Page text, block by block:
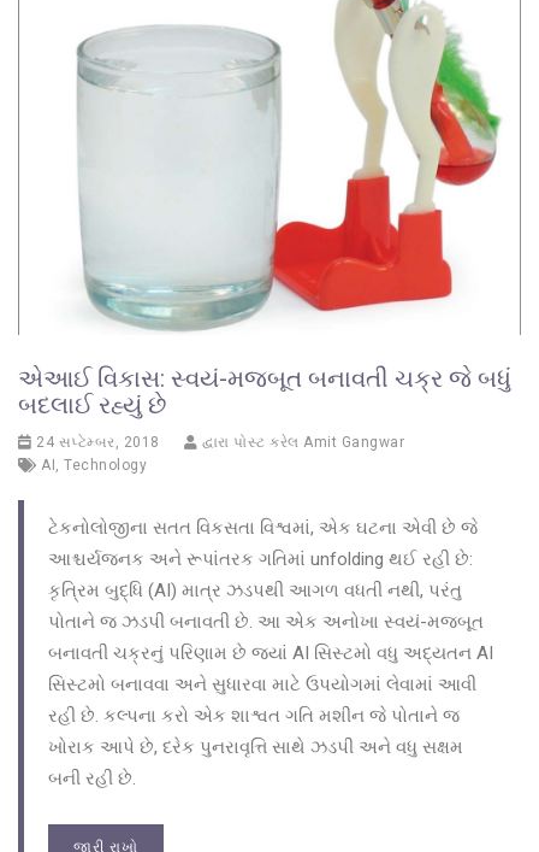
એઆઈ વિકાસ: સ્વયં-મજબૂત બનાવતી ચક્ર જે બધું
બદલાઈ રહ્યું છે
24 સપ્ટેમ્બર, 2018 દ્વારા પોસ્ટ કરેલ Amit Gangwar
AI, Technology
ટેકનોલોજીના સતત વિકસતા વિશ્વમાં, એક ઘટના એવી છે જે
આશ્ચર્યજનક અને રૂપાંતરક ગતિમાં unfolding થઈ રહી છે:
કૃત્રિમ બુદ્ધિ (AI) માત્ર ઝડપથી આગળ વધતી નથી, પરંતુ
પોતાને જ ઝડપી બનાવતી છે. આ એક અનોખા સ્વયં-મજબૂત
બનાવતી ચક્રનું પરિણામ છે જ્યાં AI સિસ્ટમો વધુ અદ્યતન AI
સિસ્ટમો બનાવવા અને સુધારવા માટે ઉપયોગમાં લેવામાં આવી
રહી છે. કલ્પના કરો એક શાશ્વત ગતિ મશીન જે પોતાને જ
ખોરાક આપે છે, દરેક પુનરાવૃત્તિ સાથે ઝડપી અને વધુ સક્ષમ
બની રહી છે.
જારી રાખો